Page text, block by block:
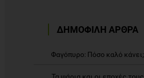
ΔΗΜΟΦΙΛΗ ΑΡΘΡΑ
Φαγόπυρο: Πόσο καλό κάνει;